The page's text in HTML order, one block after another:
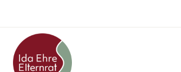
springen